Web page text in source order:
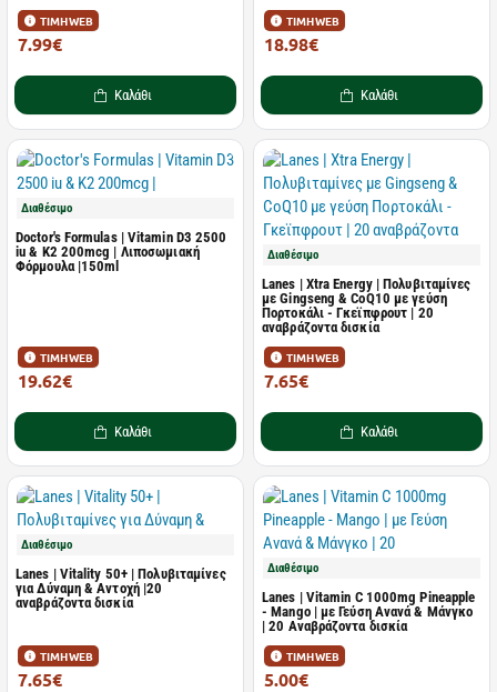
ΤΙΜΗ WEB
7.99€
Καλάθι
ΤΙΜΗ WEB
18.98€
Καλάθι
Διαθέσιμο
Doctor's Formulas | Vitamin D3 2500
iu & K2 200mcg | Λιποσωμιακή
Φόρμουλα |150ml
ΤΙΜΗ WEB
19.62€
Καλάθι
Διαθέσιμο
Lanes | Xtra Energy | Πολυβιταμίνες
με Gingseng & CoQ10 με γεύση
Πορτοκάλι - Γκεϊπφρουτ | 20
αναβράζοντα δισκία
ΤΙΜΗ WEB
7.65€
Καλάθι
Διαθέσιμο
Lanes | Vitality 50+ | Πολυβιταμίνες
για Δύναμη & Αντοχή |20
αναβράζοντα δισκία
ΤΙΜΗ WEB
7.65€
Διαθέσιμο
Lanes | Vitamin C 1000mg Pineapple
- Mango | με Γεύση Ανανά & Μάνγκο
| 20 Αναβράζοντα δισκία
ΤΙΜΗ WEB
5.00€